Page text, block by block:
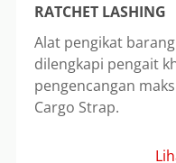
RATCHET LASHING
Alat pengikat
dilengkapi pengait
pengencangan
Cargo Strap.